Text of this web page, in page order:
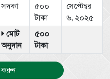
সদকা
৫০০
টাকা
সেপ্টেম্বর
৬, ২০২৫
মোট
অনুদান
৫০০
টাকা
করুন